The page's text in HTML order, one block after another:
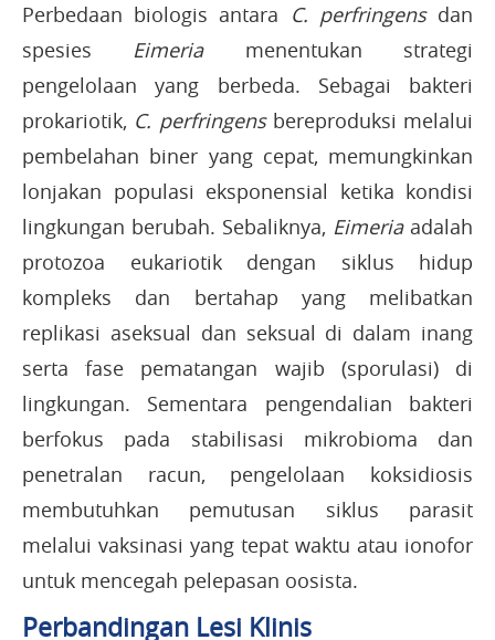
Perbedaan biologis antara C. perfringensdan
spesies Eimeriamenentukan strategi
pengelolaan yang berbeda. Sebagai bakteri
prokariotik, C. perfringensbereproduksi melalui
pembelahan biner yang cepat, memungkinkan
lonjakan populasi eksponensial ketika kondisi
lingkungan berubah. Sebaliknya, Eimeriaadalah
protozoa eukariotik dengan siklus hidup
kompleks dan bertahap yang melibatkan
replikasi aseksual dan seksual di dalam inang
serta fase pematangan wajib (sporulasi) di
lingkungan. Sementara pengendalian bakteri
berfokus pada stabilisasi mikrobioma dan
penetralan racun, pengelolaan koksidiosis
membutuhkan pemutusan siklus parasit
melalui vaksinasi yang tepat waktu atau ionofor
untuk mencegah pelepasan oosista.
Perbandingan Lesi Klinis